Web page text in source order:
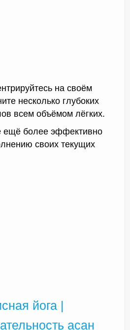
на своём
несколько глубоких
всем объёмом лёгких.
ещё более эффективно
своих текущих
йога |
асан